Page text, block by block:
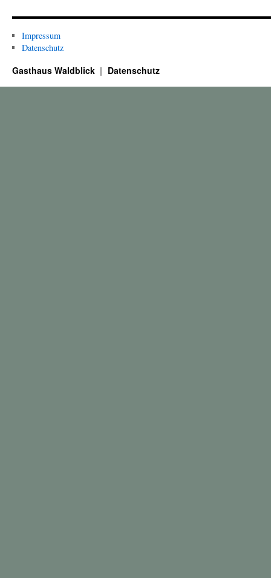
Impressum
Datenschutz
Gasthaus Waldblick Datenschutz